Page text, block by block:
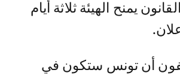
يمنح الهيئة ثلاثة أيام
أن تونس ستكون في